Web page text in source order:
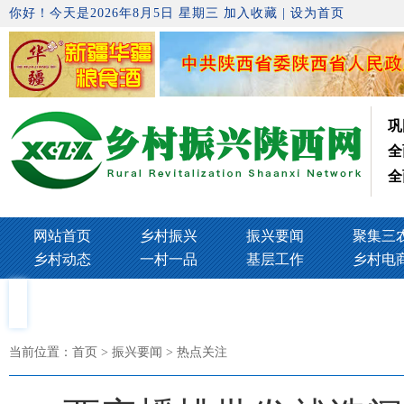
你好！今天是2026年8月5日 星期三 加入收藏 设为首页
网站首页 乡村振兴 振兴要闻
聚集三
乡村动态
一村一品 基层工作 乡村电
当前位置： 首页> 振兴要闻 > 热点关注